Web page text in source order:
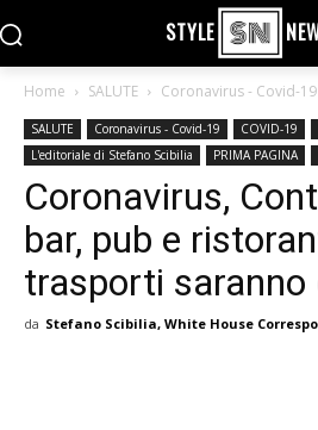
STYLE
Home SALUTE Coronavirus - Covid-19
SALUTE Coronavirus - Covid-19 COVID-19
L'editoriale di Stefano Scibilia
PRIMA PAGINA
Coronavirus,
bar, pub e
trasporti saranno
da Stefano Scibilia, White House